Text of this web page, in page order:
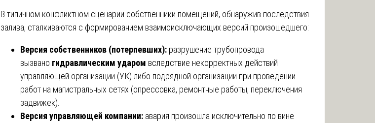
В типичном конфликтном сценарии собственники помещений, обнаружив последствия
залива, сталкиваются с формированием взаимоисключающих версий произошедшего:
Версия собственников (потерпевших): разрушение трубопровода
вызвано гидравлическим ударом вследствие некорректных действий
управляющей организации (УК) либо подрядной организации при проведении
работ на магистральных сетях (опрессовка, ремонтные работы, переключения
задвижек).
Версия управляющей компании: авария произошла исключительно по вине